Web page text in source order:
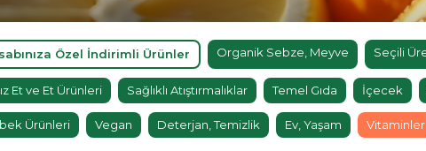
Özel İndirimli Ürünler Organik Sebze, Meyve Seçili
Et ve Et Ürünleri Sağlıklı Atıştırmalıklar Temel Gıda İçecek
Ürünleri Vegan Deterjan, Temizlik Ev, Yaşam Vitaminler